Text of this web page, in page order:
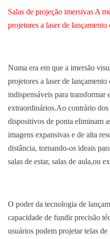
Salas de projeção imersivas A
projetores a laser de lançamento
Numa era em que a imersão
projetores a laser de
indispensáveis para transformar
extraordinários.Ao contrário
dispositivos de ponta eliminam
imagens expansivas e de alta
distância, tornando-os ideais
salas de estar, salas de aula,ou
O poder da tecnologia de
capacidade de fundir precisão
usuários podem projetar telas